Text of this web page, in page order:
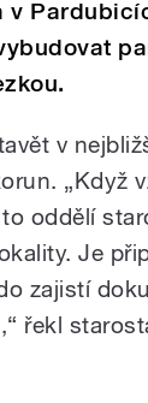
v
„Když
oddělí
Je
zajistí
řekl